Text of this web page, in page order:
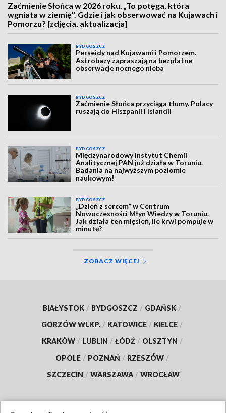
Zaćmienie Słońca w 2026 roku. „To potęga, która
wgniata w ziemię". Gdzie i jak obserwować na Kujawach i
Pomorzu? [zdjęcia, aktualizacja]
BYDGOSZCZ
Perseidy nad Kujawami i Pomorzem.
Astrobazy zapraszają na bezpłatne
obserwacje nocnego nieba
BYDGOSZCZ
Zaćmienie Słońca przyciąga tłumy. Polacy
ruszają do Hiszpanii i Islandii
BYDGOSZCZ
Międzynarodowy Instytut Chemii
Analitycznej PAN już działa w Toruniu.
Badania na najwyższym poziomie
naukowym!
BYDGOSZCZ
„Dzień z sercem” w Centrum
Nowoczesności Młyn Wiedzy w Toruniu.
Jak działa ten mięsień, ile krwi pompuje w
minutę?
ZOBACZ WIĘCEJ
BIAŁYSTOK / BYDGOSZCZ / GDAŃSK /
GORZÓW WLKP. / KATOWICE / KIELCE /
KRAKÓW / LUBLIN / ŁÓDŹ / OLSZTYN /
OPOLE / POZNAŃ / RZESZÓW /
SZCZECIN / WARSZAWA / WROCŁAW